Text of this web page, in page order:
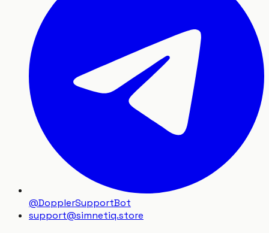
@DopplerSupportBot
support@simnetiq.store